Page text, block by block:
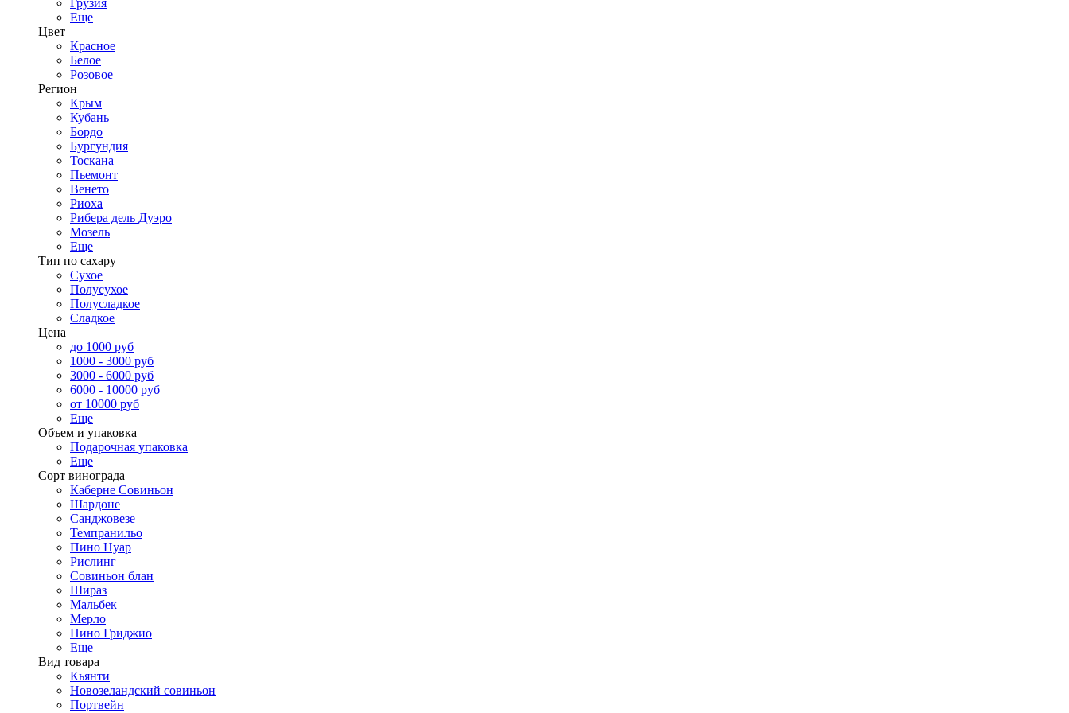
Грузия
Еще
Цвет
Красное
Белое
Розовое
Регион
Крым
Кубань
Бордо
Бургундия
Тоскана
Пьемонт
Венето
Риоха
Рибера дель Дуэро
Мозель
Еще
Тип по сахару
Сухое
Полусухое
Полусладкое
Сладкое
Цена
до 1000 руб
1000 - 3000 руб
3000 - 6000 руб
6000 - 10000 руб
от 10000 руб
Еще
Объем и упаковка
Подарочная упаковка
Еще
Сорт винограда
Каберне Совиньон
Шардоне
Санджовезе
Темпранильо
Пино Нуар
Рислинг
Совиньон блан
Шираз
Мальбек
Мерло
Пино Гриджио
Еще
Вид товара
Кьянти
Новозеландский совиньон
Портвейн